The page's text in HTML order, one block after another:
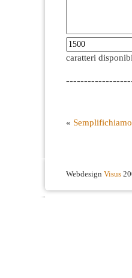
caratteri
«
Webdesign Visus